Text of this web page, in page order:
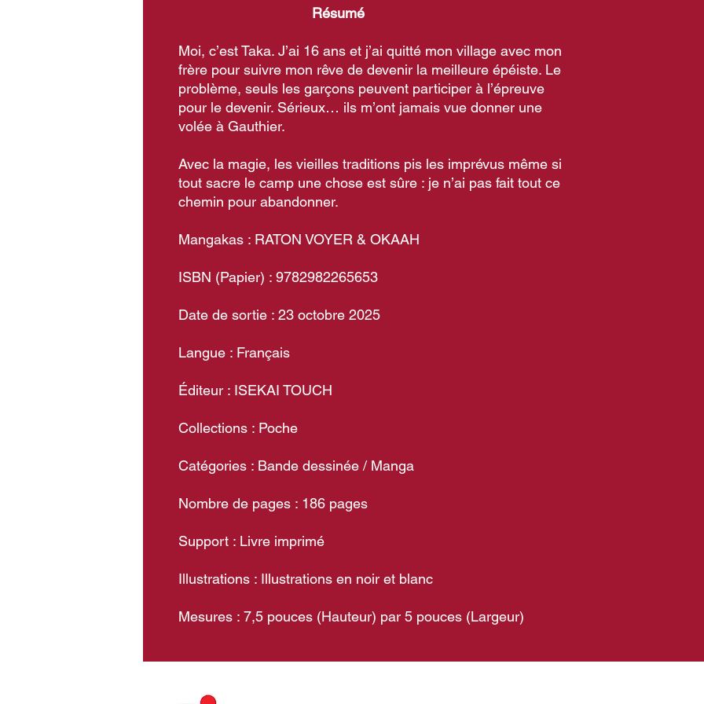
Résumé
Moi, c’est Taka. J’ai 16 ans et j’ai quitté mon village avec mon
frère pour suivre mon rêve de devenir la meilleure épéiste. Le
problème, seuls les garçons peuvent participer à l’épreuve
pour le devenir. Sérieux… ils m’ont jamais vue donner une
volée à Gauthier.
Avec la magie, les vieilles traditions pis les imprévus même si
tout sacre le camp une chose est sûre : je n’ai pas fait tout ce
chemin pour abandonner.
Mangakas : RATON VOYER & OKAAH
ISBN (Papier) : 9782982265653
Date de sortie : 23 octobre 2025
Langue : Français
Éditeur : ISEKAI TOUCH
Collections : Poche
Catégories : Bande dessinée / Manga
Nombre de pages : 186 pages
Support : Livre imprimé
Illustrations : Illustrations en noir et blanc
Mesures : 7,5 pouces (Hauteur) par 5 pouces (Largeur)